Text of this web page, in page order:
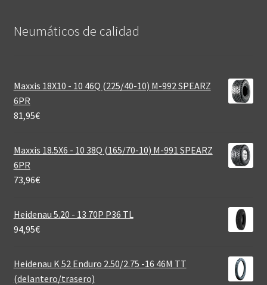
Neumáticos de calidad‎
Maxxis 18X10 - 10 46Q (225/40-10) M-992 SPEARZ
6PR
81,95€
Maxxis 18.5X6 - 10 38Q (165/70-10) M-991 SPEARZ
6PR
73,96€
Heidenau 5.20 - 13 70P P36 TL
94,95€
Heidenau K 52 Enduro 2.50/2.75 -16 46M TT
(delantero/trasero)